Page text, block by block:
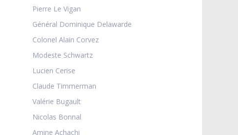
Pierre Le Vigan
Général Dominique Delawarde
Colonel Alain Corvez
Modeste Schwartz
Lucien Cerise
Claude Timmerman
Valérie Bugault
Nicolas Bonnal
Amine Achachi